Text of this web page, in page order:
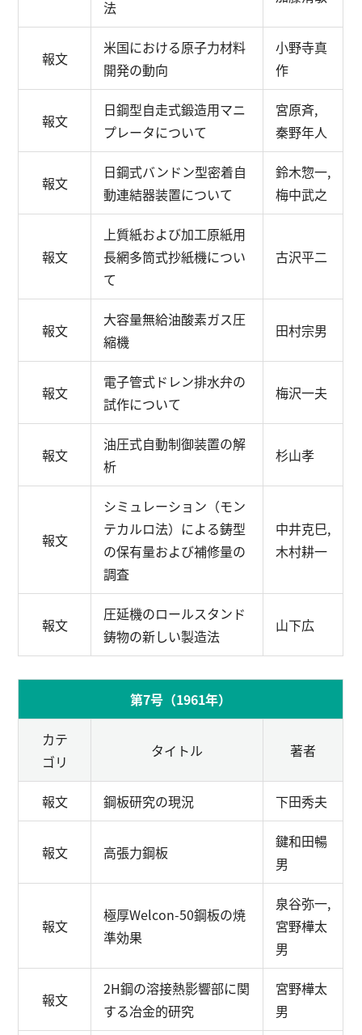
法
報文
米国における原子力材料
開発の動向
小野寺真
作
報文
日鋼型自走式鍛造用マニ
プレータについて
宮原斉,
秦野年人
報文
日鋼式バンドン型密着自
動連結器装置について
鈴木惣一,
梅中武之
報文
上質紙および加工原紙用
長網多筒式抄紙機につい
て
古沢平二
報文
大容量無給油酸素ガス圧
縮機
田村宗男
報文
電子管式ドレン排水弁の
試作について
梅沢一夫
報文
油圧式自動制御装置の解
析
杉山孝
報文
シミュレーション（モン
テカルロ法）による鋳型
の保有量および補修量の
調査
中井克巳,
木村耕一
報文
圧延機のロールスタンド
鋳物の新しい製造法
山下広
第7号（1961年）
カテ
ゴリ
タイトル 著者
報文 鋼板研究の現況 下田秀夫
報文 高張力鋼板
鍵和田暢
男
報文
極厚Welcon-50鋼板の焼
準効果
泉谷弥一,
宮野樺太
男
報文
2H鋼の溶接熱影響部に関
する冶金的研究
宮野樺太
男